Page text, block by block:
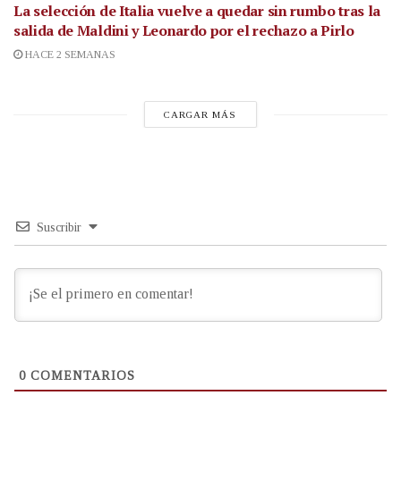
La selección de Italia vuelve a quedar sin rumbo tras la
salida de Maldini y Leonardo por el rechazo a Pirlo
HACE 2 SEMANAS
CARGAR MÁS
Suscribir
0 COMENTARIOS